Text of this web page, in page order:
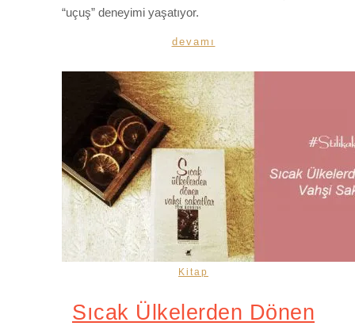
“uçuş” deneyimi yaşatıyor.
devamı
Kitap
Sıcak Ülkelerden Dönen